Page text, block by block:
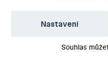
Nastavení
Souhlas